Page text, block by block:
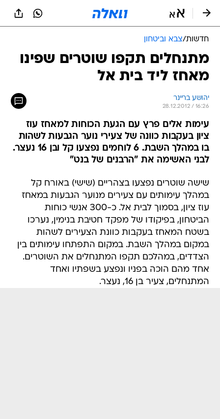
חדשות/צבא וביטחון
מתנחלים תקפו שוטרים שפינו
מאחז ליד בית אל
יהושע בריינר
28.12.2012 / 16:26
עימות אלים פרץ עם הגעת הכוחות למאחז עוז
ציון בעקבות כוונה של צעירי נוער הגבעות לשהות
בו במהלך השבת. 6 לוחמים נפצעו קל ובן 16 נעצר.
לבני האשימה את "הרבנים של בנט"
שישה שוטרים נפצעו בצהריים (שישי) באורח קל
במהלך עימותים עם צעירים מנוער הגבעות במאחז
עוז ציון, בסמוך לבית אל. כ-300 אנשי כוחות
הביטחון, בפיקודו של מפקד חטיבת בנימין, נערכו
בשטח המאחז בעקבות כוונת הצעירים לשהות
במקום במהלך השבת. במקום התפתחו עימותים בין
הצדדים, במהלכם תקפו המתנחלים את השוטרים.
אחד מהם הוכה בפניו ונפצע בשפתיו ואחד
המתנחלים, צעיר בן 16, נעצר.